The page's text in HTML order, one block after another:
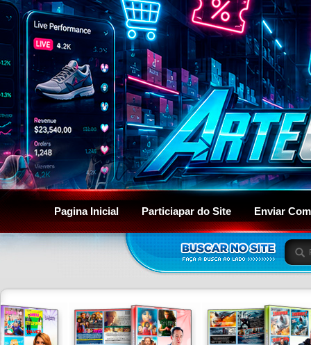
Pagina Inicial Particiapar do Site Enviar